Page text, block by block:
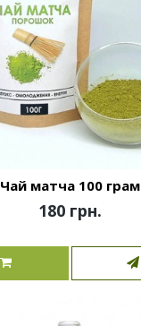
Чай матча 100 грам
180 грн.